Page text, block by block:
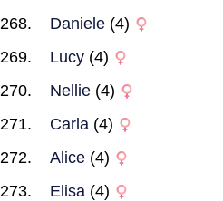
Daniele (4)
Lucy (4)
Nellie (4)
Carla (4)
Alice (4)
Elisa (4)